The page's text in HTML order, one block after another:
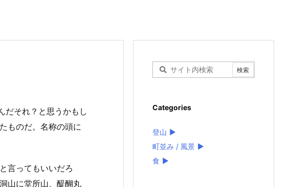
だそれ？と思うかもし
ものだ。名称の頭に
言ってもいいだろ
山に堂所山、醍醐丸
Categories
登山 ►
町並み / 風景 ►
食 ►